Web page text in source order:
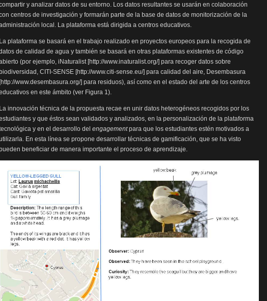
y analizar datos de su entorno. Los datos resultantes se usarán en colaboración
centros de investigación y formarán parte de la base de datos de monitorización de la
local. La plataforma está dirigida a centros educativos.
La plataforma se basará en el trabajo realizado en proyectos europeos para la recogida de
de calidad de agua y también se basará en otras plataformas existentes de código
(por ejemplo, iNaturalist [http://www.inaturalist.org/] para recoger datos sobre
CITI-SENSE [http://www.citi-sense.eu/] para calidad del aire, Desembasura
www.desembasura.org/] para residuos), así como en el estado del arte de los centros
en este ámbito (ver Figura 1).
La innovación técnica de la propuesta recae en unir datos heterogéneos recogidos por los
y que éstos sean validados y analizados, en la personalización de la plataforma
y en el desarrollo del engagementpara que los estudiantes estén motivados a
En esta línea se propone desarrollar técnicas de gamificación, que se ha visto
beneficiar de manera importante el proceso de aprendizaje.